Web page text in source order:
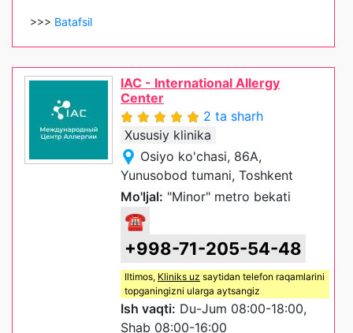
>>> Batafsil
IAC - International Allergy
Center
2 ta sharh
Xususiy klinika
Osiyo ko'chasi, 86A,
Yunusobod tumani, Toshkent
Mo'ljal: "Minor" metro bekati
☎
+998-71-205-54-48
Iltimos, Kliniks uz saytidan telefon raqamlarini
topganingizni ularga aytsangiz
Ish vaqti: Du-Jum 08:00-18:00,
Shab 08:00-16:00